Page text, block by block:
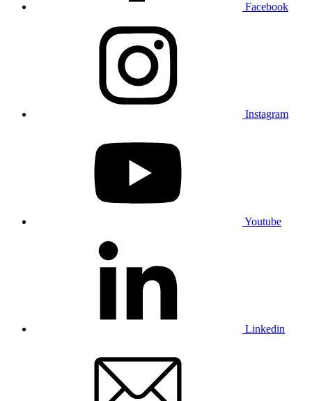
Facebook
Instagram
Youtube
Linkedin